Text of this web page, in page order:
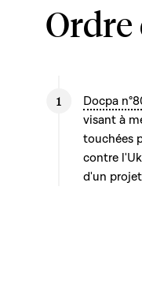
Docpa
visant à
touchées
contre
d'un